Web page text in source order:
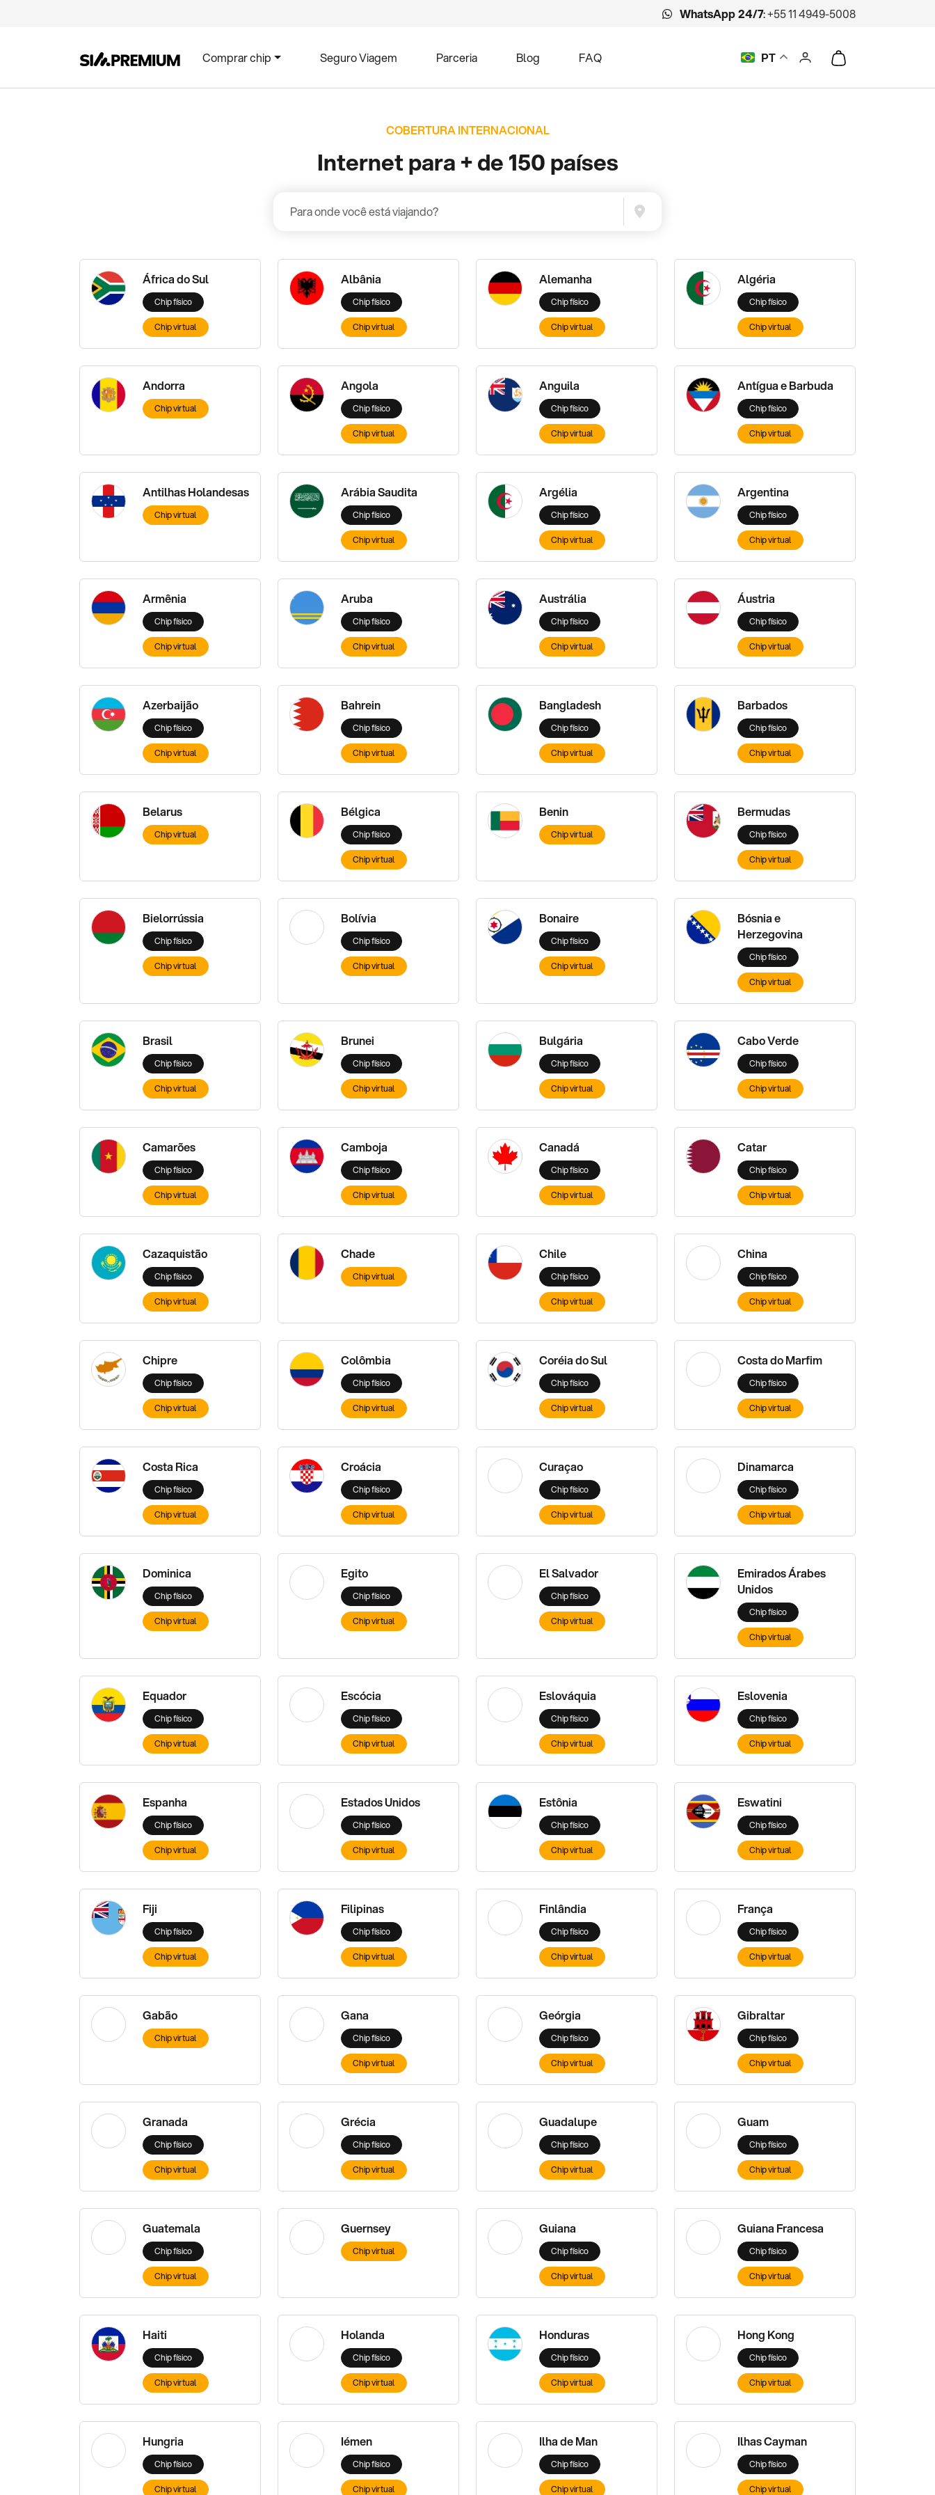
WhatsApp 24/7:+55 11 4949-5008
Comprar chip Seguro Viagem Parceria Blog FAQ PT
COBERTURA INTERNACIONAL
Internet para + de 150 países
África do Sul
Chip físico
Chip virtual
Albânia
Chip físico
Chip virtual
Alemanha
Chip físico
Chip virtual
Algéria
Chip físico
Chip virtual
Andorra
Chip virtual
Angola
Chip físico
Chip virtual
Anguila
Chip físico
Chip virtual
Antígua e Barbuda
Chip físico
Chip virtual
Antilhas Holandesas
Chip virtual
Arábia Saudita
Chip físico
Chip virtual
Argélia
Chip físico
Chip virtual
Argentina
Chip físico
Chip virtual
Armênia
Chip físico
Chip virtual
Aruba
Chip físico
Chip virtual
Austrália
Chip físico
Chip virtual
Áustria
Chip físico
Chip virtual
Azerbaijão
Chip físico
Chip virtual
Bahrein
Chip físico
Chip virtual
Bangladesh
Chip físico
Chip virtual
Barbados
Chip físico
Chip virtual
Belarus
Chip virtual
Bélgica
Chip físico
Chip virtual
Benin
Chip virtual
Bermudas
Chip físico
Chip virtual
Bielorrússia
Chip físico
Chip virtual
Bolívia
Chip físico
Chip virtual
Bonaire
Chip físico
Chip virtual
Bósnia e
Herzegovina
Chip físico
Chip virtual
Brasil
Chip físico
Chip virtual
Brunei
Chip físico
Chip virtual
Bulgária
Chip físico
Chip virtual
Cabo Verde
Chip físico
Chip virtual
Camarões
Chip físico
Chip virtual
Camboja
Chip físico
Chip virtual
Canadá
Chip físico
Chip virtual
Catar
Chip físico
Chip virtual
Cazaquistão
Chip físico
Chip virtual
Chade
Chip virtual
Chile
Chip físico
Chip virtual
China
Chip físico
Chip virtual
Chipre
Chip físico
Chip virtual
Colômbia
Chip físico
Chip virtual
Coréia do Sul
Chip físico
Chip virtual
Costa do Marfim
Chip físico
Chip virtual
Costa Rica
Chip físico
Chip virtual
Croácia
Chip físico
Chip virtual
Curaçao
Chip físico
Chip virtual
Dinamarca
Chip físico
Chip virtual
Dominica
Chip físico
Chip virtual
Egito
Chip físico
Chip virtual
El Salvador
Chip físico
Chip virtual
Emirados Árabes
Unidos
Chip físico
Chip virtual
Equador
Chip físico
Chip virtual
Escócia
Chip físico
Chip virtual
Eslováquia
Chip físico
Chip virtual
Eslovenia
Chip físico
Chip virtual
Espanha
Chip físico
Chip virtual
Estados Unidos
Chip físico
Chip virtual
Estônia
Chip físico
Chip virtual
Eswatini
Chip físico
Chip virtual
Fiji
Chip físico
Chip virtual
Filipinas
Chip físico
Chip virtual
Finlândia
Chip físico
Chip virtual
França
Chip físico
Chip virtual
Gabão
Chip virtual
Gana
Chip físico
Chip virtual
Geórgia
Chip físico
Chip virtual
Gibraltar
Chip físico
Chip virtual
Granada
Chip físico
Chip virtual
Grécia
Chip físico
Chip virtual
Guadalupe
Chip físico
Chip virtual
Guam
Chip físico
Chip virtual
Guatemala
Chip físico
Chip virtual
Guernsey
Chip virtual
Guiana
Chip físico
Chip virtual
Guiana Francesa
Chip físico
Chip virtual
Haiti
Chip físico
Chip virtual
Holanda
Chip físico
Chip virtual
Honduras
Chip físico
Chip virtual
Hong Kong
Chip físico
Chip virtual
Hungria
Chip físico
Chip virtual
Iémen
Chip físico
Chip virtual
Ilha de Man
Chip físico
Chip virtual
Ilhas Cayman
Chip físico
Chip virtual